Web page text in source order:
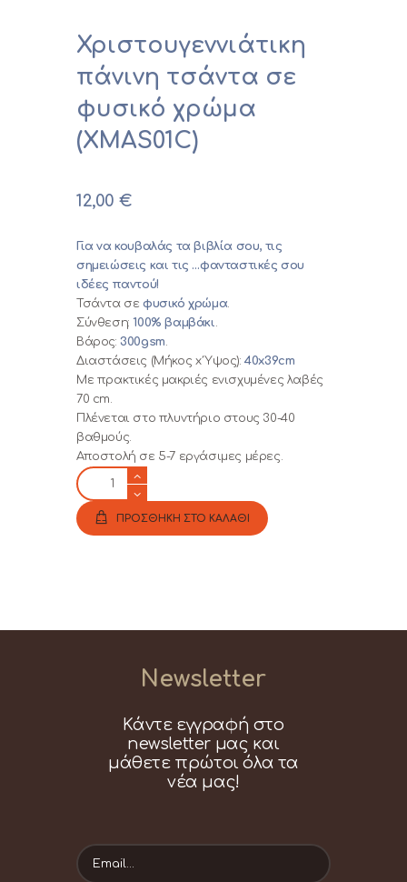
Χριστουγεννιάτικη
πάνινη τσάντα σε
φυσικό χρώμα
(XMAS01C)
12,00 €
Για να κουβαλάς τα βιβλία σου, τις
σημειώσεις και τις …φανταστικές σου
ιδέες παντού!
Τσάντα σε φυσικό χρώμα.
Σύνθεση:100% βαμβάκι.
Βάρος:300gsm.
Διαστάσεις (Μήκος x Ύψος): 40x39cm
Με πρακτικές μακριές ενισχυμένες λαβές
70 cm.
Πλένεται στο πλυντήριο στους 30-40
βαθμούς.
Αποστολή σε 5-7 εργάσιμες μέρες.
Χριστουγεννιάτικη
πάνινη
τσάντα
σε
ΠΡΟΣΘΗΚΗ ΣΤΟ ΚΑΛΑΘΙ
Newsletter
Κάντε εγγραφή στο
newsletter μας και
μάθετε πρώτοι όλα τα
νέα μας!